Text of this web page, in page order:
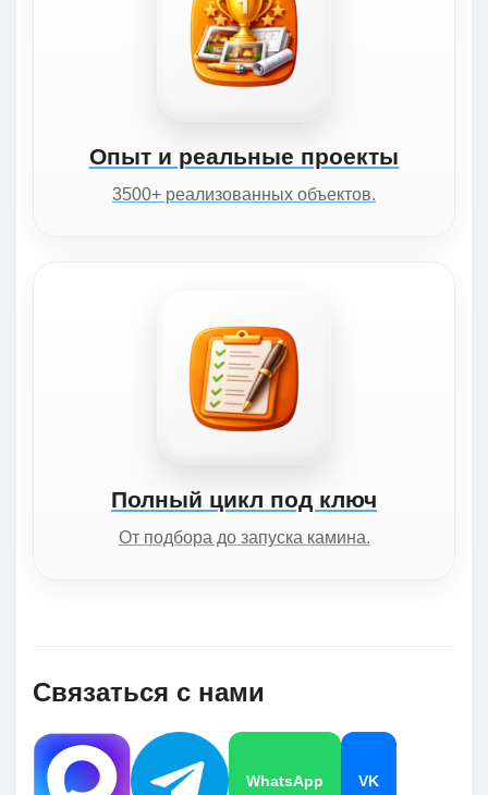
Опыт и реальные проекты
3500+ реализованных объектов.
Полный цикл под ключ
От подбора до запуска камина.
Связаться с нами
WhatsApp VK